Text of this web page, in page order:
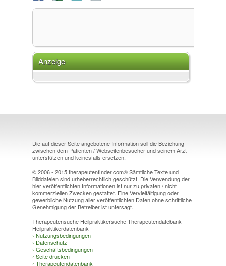
Anzeige
Die auf dieser Seite angebotene Information soll die Beziehung
zwischen dem Patienten / Webseitenbesucher und seinem Arzt
unterstützen und keinesfalls ersetzen.
© 2006 - 2015 therapeutenfinder.com® Sämtliche Texte und
Bilddateien sind urheberrechtlich geschützt. Die Verwendung der
hier veröffentlichten Informationen ist nur zu privaten / nicht
kommerziellen Zwecken gestattet. Eine Vervielfältigung oder
gewerbliche Nutzung aller veröffentlichten Daten ohne schriftliche
Genehmigung der Betreiber ist untersagt.
Therapeutensuche Heilpraktikersuche Therapeutendatebank
Heilpraktikerdatenbank
› Nutzungsbedingungen
› Datenschutz
› Geschäftsbedingungen
› Seite drucken
› Therapeutendatenbank